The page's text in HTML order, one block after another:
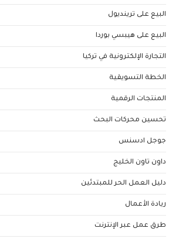
البيع على ترينديول
البيع على هيبسي بوردا
التجارة الإلكترونية في تركيا
الخطة التسويقية
المنتجات الرقمية
تحسين محركات البحث
جوجل ادسنس
داون تاون الخليج
دليل العمل الحر للمبتدئين
ريادة الأعمال
طرق عمل عبر الإنترنت